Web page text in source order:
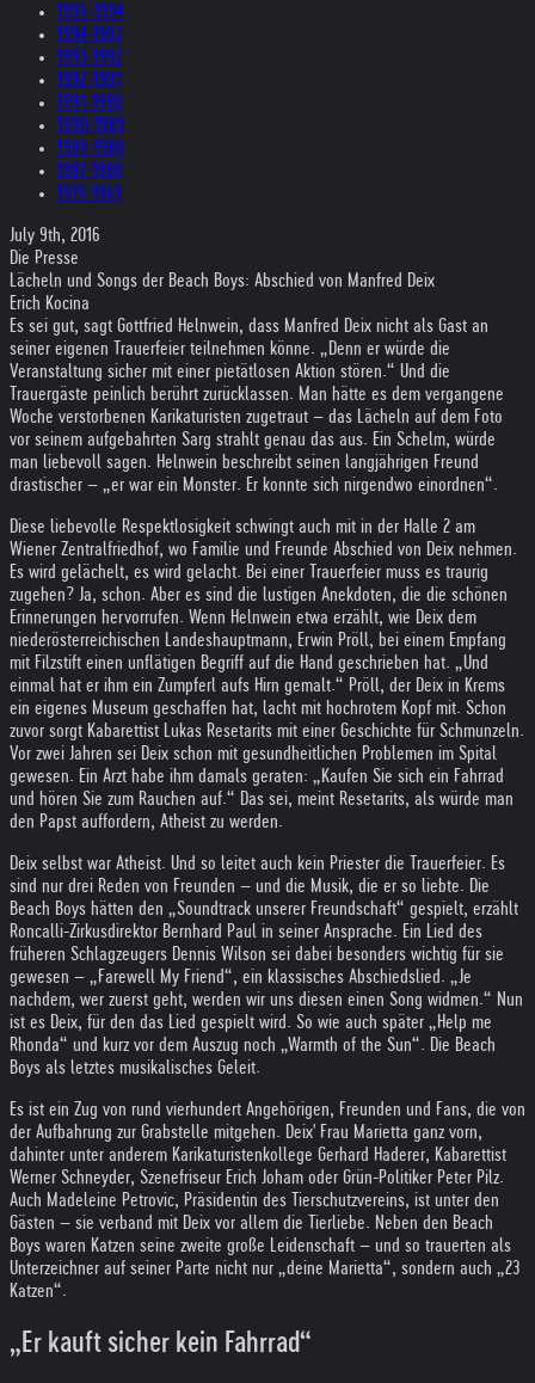
1995-1994
1994-1993
1993-1992
1992-1991
1991-1990
1990-1989
1989-1988
1987-1980
1979-1969
July 9th, 2016
Die Presse
Lächeln und Songs der Beach Boys: Abschied von Manfred Deix
Erich Kocina
Es sei gut, sagt Gottfried Helnwein, dass Manfred Deix nicht als Gast an
seiner eigenen Trauerfeier teilnehmen könne. „Denn er würde die
Veranstaltung sicher mit einer pietätlosen Aktion stören.“ Und die
Trauergäste peinlich berührt zurücklassen. Man hätte es dem vergangene
Woche verstorbenen Karikaturisten zugetraut – das Lächeln auf dem Foto
vor seinem aufgebahrten Sarg strahlt genau das aus. Ein Schelm, würde
man liebevoll sagen. Helnwein beschreibt seinen langjährigen Freund
drastischer – „er war ein Monster. Er konnte sich nirgendwo einordnen“.
Diese liebevolle Respektlosigkeit schwingt auch mit in der Halle 2 am
Wiener Zentralfriedhof, wo Familie und Freunde Abschied von Deix nehmen.
Es wird gelächelt, es wird gelacht. Bei einer Trauerfeier muss es traurig
zugehen? Ja, schon. Aber es sind die lustigen Anekdoten, die die schönen
Erinnerungen hervorrufen. Wenn Helnwein etwa erzählt, wie Deix dem
niederösterreichischen Landeshauptmann, Erwin Pröll, bei einem Empfang
mit Filzstift einen unflätigen Begriff auf die Hand geschrieben hat. „Und
einmal hat er ihm ein Zumpferl aufs Hirn gemalt.“ Pröll, der Deix in Krems
ein eigenes Museum geschaffen hat, lacht mit hochrotem Kopf mit. Schon
zuvor sorgt Kabarettist Lukas Resetarits mit einer Geschichte für Schmunzeln.
Vor zwei Jahren sei Deix schon mit gesundheitlichen Problemen im Spital
gewesen. Ein Arzt habe ihm damals geraten: „Kaufen Sie sich ein Fahrrad
und hören Sie zum Rauchen auf.“ Das sei, meint Resetarits, als würde man
den Papst auffordern, Atheist zu werden.
Deix selbst war Atheist. Und so leitet auch kein Priester die Trauerfeier. Es
sind nur drei Reden von Freunden – und die Musik, die er so liebte. Die
Beach Boys hätten den „Soundtrack unserer Freundschaft“ gespielt, erzählt
Roncalli-Zirkusdirektor Bernhard Paul in seiner Ansprache. Ein Lied des
früheren Schlagzeugers Dennis Wilson sei dabei besonders wichtig für sie
gewesen – „Farewell My Friend“, ein klassisches Abschiedslied. „Je
nachdem, wer zuerst geht, werden wir uns diesen einen Song widmen.“ Nun
ist es Deix, für den das Lied gespielt wird. So wie auch später „Help me
Rhonda“ und kurz vor dem Auszug noch „Warmth of the Sun“. Die Beach
Boys als letztes musikalisches Geleit.
Es ist ein Zug von rund vierhundert Angehörigen, Freunden und Fans, die von
der Aufbahrung zur Grabstelle mitgehen. Deix' Frau Marietta ganz vorn,
dahinter unter anderem Karikaturistenkollege Gerhard Haderer, Kabarettist
Werner Schneyder, Szenefriseur Erich Joham oder Grün-Politiker Peter Pilz.
Auch Madeleine Petrovic, Präsidentin des Tierschutzvereins, ist unter den
Gästen – sie verband mit Deix vor allem die Tierliebe. Neben den Beach
Boys waren Katzen seine zweite große Leidenschaft – und so trauerten als
Unterzeichner auf seiner Parte nicht nur „deine Marietta“, sondern auch „23
Katzen“.
„Er kauft sicher kein Fahrrad“